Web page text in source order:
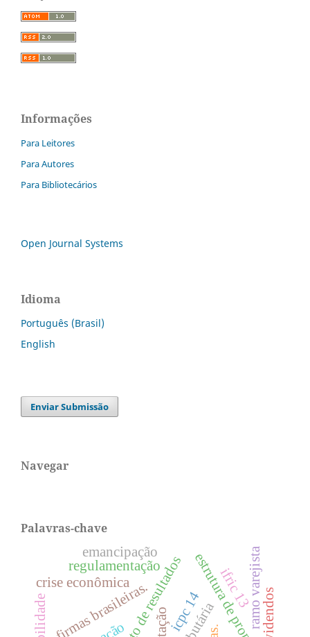
Informações
Para Leitores
Para Autores
Para Bibliotecários
Open Journal Systems
Idioma
Português (Brasil)
English
Enviar Submissão
Navegar
Palavras-chave
firmas brasileiras.
crise econômica
regulamentação ramo varejista
ifric 13
icpc 14 dividendos
emancipação